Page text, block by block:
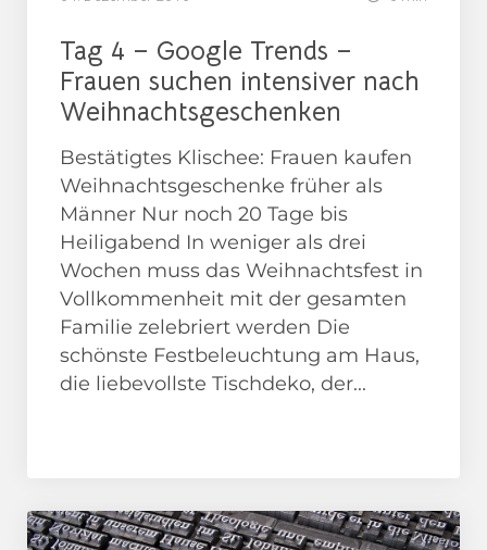
Tag 4 – Google Trends –
Frauen suchen intensiver nach
Weihnachtsgeschenken
Bestätigtes Klischee: Frauen kaufen
Weihnachtsgeschenke früher als
Männer Nur noch 20 Tage bis
Heiligabend In weniger als drei
Wochen muss das Weihnachtsfest in
Vollkommenheit mit der gesamten
Familie zelebriert werden Die
schönste Festbeleuchtung am Haus,
die liebevollste Tischdeko, der...